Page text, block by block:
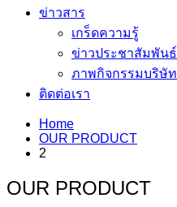
ข่าวสาร
เกร็ดความรู้
ข่าวประชาสัมพันธ์
ภาพกิจกรรมบริษัท
ติดต่อเรา
Home
OUR PRODUCT
2
OUR PRODUCT